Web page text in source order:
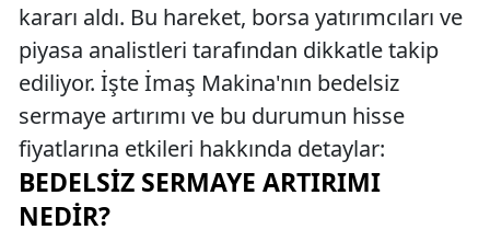
kararı aldı. Bu hareket, borsa yatırımcıları ve
piyasa analistleri tarafından dikkatle takip
ediliyor. İşte İmaş Makina'nın bedelsiz
sermaye artırımı ve bu durumun hisse
fiyatlarına etkileri hakkında detaylar:
BEDELSIZ SERMAYE ARTIRIMI
NEDIR?